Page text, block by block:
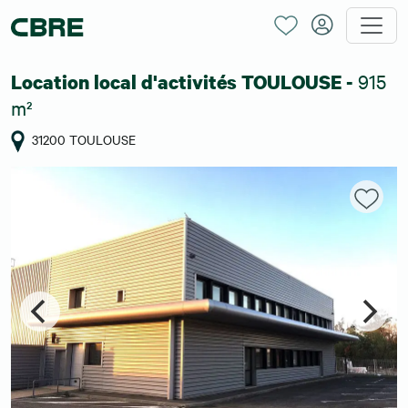
Location local d'activités TOULOUSE - 915
m²
31200 TOULOUSE